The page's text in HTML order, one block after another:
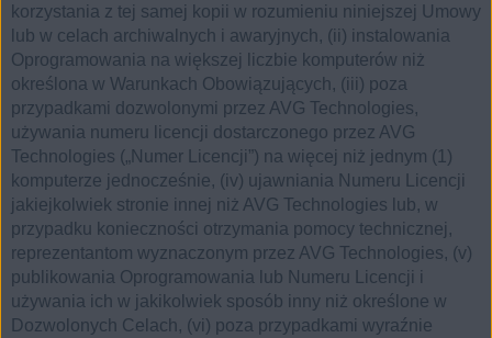
korzystania z tej samej kopii w rozumieniu niniejszej Umowy
lub w celach archiwalnych i awaryjnych, (ii) instalowania
Oprogramowania na większej liczbie komputerów niż
określona w Warunkach Obowiązujących, (iii) poza
przypadkami dozwolonymi przez AVG Technologies,
używania numeru licencji dostarczonego przez AVG
Technologies („Numer Licencji”) na więcej niż jednym (1)
komputerze jednocześnie, (iv) ujawniania Numeru Licencji
jakiejkolwiek stronie innej niż AVG Technologies lub, w
przypadku konieczności otrzymania pomocy technicznej,
reprezentantom wyznaczonym przez AVG Technologies, (v)
publikowania Oprogramowania lub Numeru Licencji i
używania ich w jakikolwiek sposób inny niż określone w
Dozwolonych Celach, (vi) poza przypadkami wyraźnie